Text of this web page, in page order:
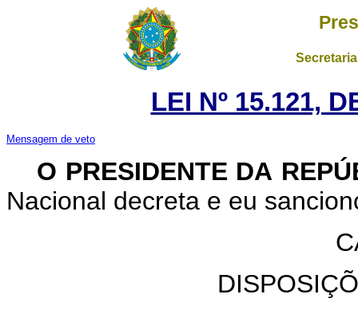
LEI Nº 15.121,
Mensagem de veto
O PRESIDENTE DA
Nacional decreta e eu